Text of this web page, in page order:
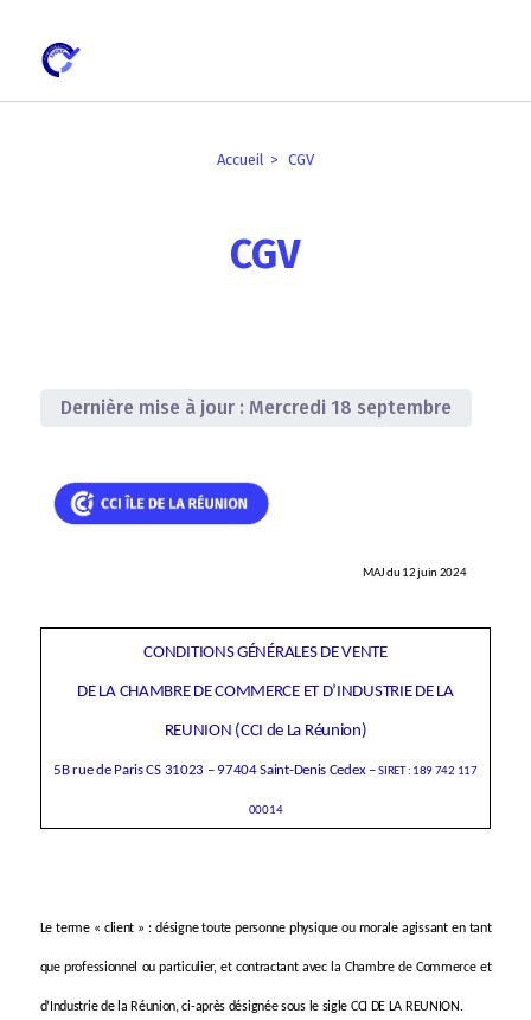
navigation
navigation
principal
Accueil CGV
CGV
Dernière mise à jour : Mercredi 18 septembre
MAJ du 12 juin 2024
CONDITIONS GÉNÉRALES DE VENTE
DE LA CHAMBRE DE COMMERCE ET D’INDUSTRIE DE LA
REUNION (CCI de La Réunion)
5Brue de Paris CS 31023 – 97404 Saint-Denis Cedex –SIRET : 189 742 117
00014
Le terme « client » : désigne toute personne physique ou morale agissant en tant
que professionnel ou particulier, et contractant avec la Chambre de Commerce et
d’Industrie de la Réunion, ci-après désignée sous le sigle CCI DE LA REUNION.